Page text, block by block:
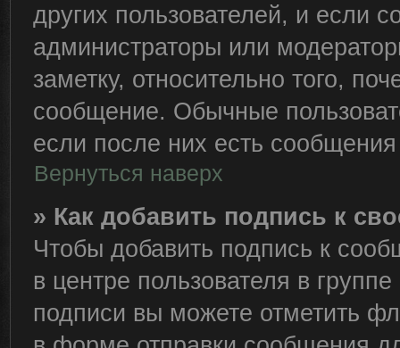
других пользователей, и если
администраторы или
заметку, относительно того,
сообщение. Обычные
если после них есть
Вернуться наверх
» Как добавить подпись к
Чтобы добавить подпись к
в центре пользователя в
подписи вы можете отметить